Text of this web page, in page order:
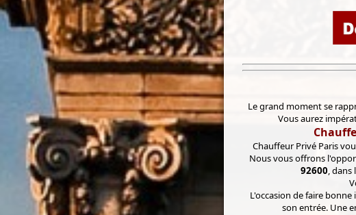
Le grand moment se
Vous aurez
Chauffeur Privé Paris
Nous vous offrons
92600, dans
L'occasion de faire
son entrée. Une